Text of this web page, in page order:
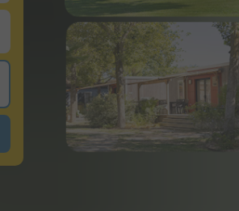
rechercher emplacements
de filtre hebergements-locatifs pour